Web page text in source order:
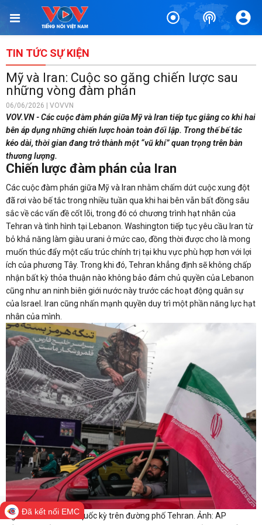
TIN TỨC SỰ KIỆN
Mỹ và Iran: Cuộc so găng chiến lược sau
những vòng đàm phán
06/06/2026 | VOVVN
VOV.VN - Các cuộc đàm phán giữa Mỹ và Iran tiếp tục giằng co khi hai
bên áp dụng những chiến lược hoàn toàn đối lập. Trong thế bế tắc
kéo dài, thời gian đang trở thành một “vũ khí” quan trọng trên bàn
thương lượng.
Chiến lược đàm phán của Iran
Các cuộc đàm phán giữa Mỹ và Iran nhằm chấm dứt cuộc xung đột
đã rơi vào bế tắc trong nhiều tuần qua khi hai bên vẫn bất đồng sâu
sắc về các vấn đề cốt lõi, trong đó có chương trình hạt nhân của
Tehran và tình hình tại Lebanon. Washington tiếp tục yêu cầu Iran từ
bỏ khả năng làm giàu urani ở mức cao, đồng thời được cho là mong
muốn thúc đẩy một cấu trúc chính trị tại khu vực phù hợp hơn với lợi
ích của phương Tây. Trong khi đó, Tehran khẳng định sẽ không chấp
nhận bất kỳ thỏa thuận nào không bảo đảm chủ quyền của Lebanon
cũng như an ninh biên giới nước này trước các hoạt động quân sự
của Israel. Iran cũng nhấn mạnh quyền duy trì một phần năng lực hạt
nhân của mình.
Người dân Iran cầm quốc kỳ trên đường phố Tehran. Ảnh: AP
Đã kết nối EMC